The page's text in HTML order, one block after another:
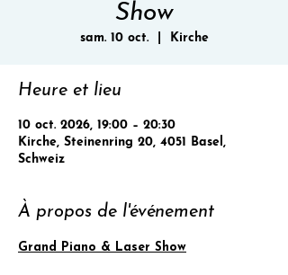
Show
sam. 10 oct.
  |
Kirche
Heure et lieu
10 oct. 2026, 19:00 – 20:30
Kirche, Steinenring 20, 4051 Basel,
Schweiz
À propos de l'événement
Grand Piano & Laser Show